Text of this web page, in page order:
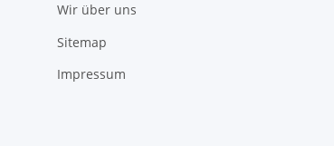
Wir über uns
Sitemap
Impressum